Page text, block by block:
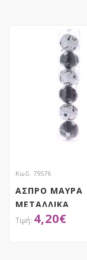
Κωδ. 79576
ΑΣΠΡΟ ΜΑΥΡΑ
ΜΕΤΑΛΛΙΚΑ
ΚΟΥΔΟΥΝΙΑ 5ΕΚ
4,20€